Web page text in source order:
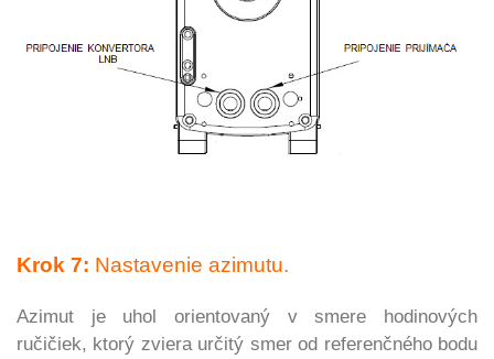
Krok 7: Nastavenie azimutu.
Azimut je uhol orientovaný v smere hodinových
ručičiek, ktorý zviera určitý smer od referenčného bodu